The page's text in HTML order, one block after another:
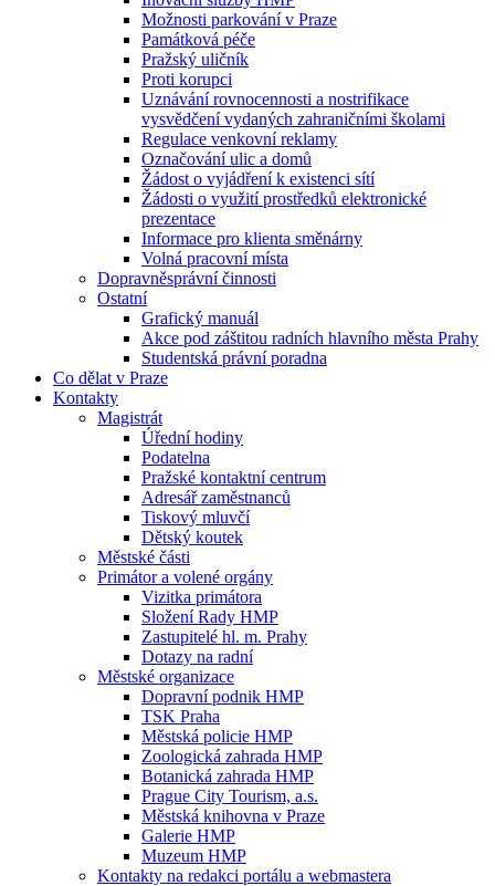
Možnosti parkování v Praze
Památková péče
Pražský uličník
Proti korupci
Uznávání rovnocennosti a nostrifikace
vysvědčení vydaných zahraničními školami
Regulace venkovní reklamy
Označování ulic a domů
Žádost o vyjádření k existenci sítí
Žádosti o využití prostředků elektronické
prezentace
Informace pro klienta směnárny
Volná pracovní místa
Dopravněsprávní činnosti
Ostatní
Grafický manuál
Akce pod záštitou radních hlavního města Prahy
Studentská právní poradna
Co dělat v Praze
Kontakty
Magistrát
Úřední hodiny
Podatelna
Pražské kontaktní centrum
Adresář zaměstnanců
Tiskový mluvčí
Dětský koutek
Městské části
Primátor a volené orgány
Vizitka primátora
Složení Rady HMP
Zastupitelé hl. m. Prahy
Dotazy na radní
Městské organizace
Dopravní podnik HMP
TSK Praha
Městská policie HMP
Zoologická zahrada HMP
Botanická zahrada HMP
Prague City Tourism, a.s.
Městská knihovna v Praze
Galerie HMP
Muzeum HMP
Kontakty na redakci portálu a webmastera